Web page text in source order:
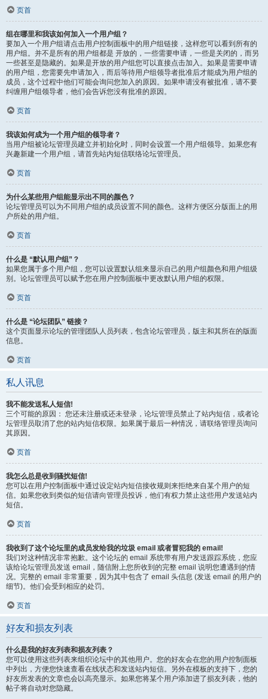
页首
组在哪里和我该如何加入一个用户组？
要加入一个用户组请点击用户控制面板中的用户组链接，这样您可以看到所有的
用户组。并不是所有的用户组都是 开放的，一些需要申请，一些是关闭的，而另
一些甚至是隐藏的。如果是开放的用户组您可以直接点击加入。如果是需要申请
的用户组，您需要先申请加入，而后等待用户组领导者批准后才能成为用户组的
成员，这个过程中他们可能会询问您加入的原因。如果申请没有被批准，请不要
纠缠用户组领导者，他们会告诉您没有批准的原因。
页首
我该如何成为一个用户组的领导者？
当用户组被论坛管理员建立并初始化时，同时会设置一个用户组领导。如果您有
兴趣新建一个用户组，请首先站内短信联络论坛管理员。
页首
为什么某些用户组能显示出不同的颜色？
论坛管理员可以为不同用户组的成员设置不同的颜色。这样方便区分版面上的用
户所处的用户组。
页首
什么是 “默认用户组”？
如果您属于多个用户组，您可以设置默认组来显示自己的用户组颜色和用户组级
别。论坛管理员可以赋予您在用户控制面板中更改默认用户组的权限。
页首
什么是 “论坛团队” 链接？
这个页面显示论坛的管理团队人员列表，包含论坛管理员，版主和其所在的版面
信息。
页首
私人讯息
我不能发送私人短信!
三个可能的原因： 您还未注册或还未登录，论坛管理员禁止了站内短信，或者论
坛管理员取消了您的站内短信权限。如果属于最后一种情况，请联络管理员询问
其原因。
页首
我怎么总是收到骚扰短信!
您可以在用户控制面板中通过设定站内短信接收规则来拒绝来自某个用户的短
信。如果您收到类似的短信请向管理员投诉，他们有权力禁止这些用户发送站内
短信。
页首
我收到了这个论坛里的成员发给我的垃圾 email 或者冒犯我的 email!
我们对这种情况非常抱歉。这个论坛的 email 系统带有用户发送跟踪系统，您应
该给论坛管理员发送 email，随信附上您所收到的完整 email 说明您遭遇到的情
况。完整的 email 非常重要，因为其中包含了 email 头信息 (发送 email 的用户的
细节)。他们会受到相应的处罚。
页首
好友和损友列表
什么是我的好友列表和损友列表？
您可以使用这些列表来组织论坛中的其他用户。您的好友会在您的用户控制面板
中列出，方便您快速查看在线状态和发送站内短信。另外在模板的支持下，您的
好友所发表的文章也会以高亮显示。如果您将某个用户添加进了损友列表，他的
帖子将自动对您隐藏。